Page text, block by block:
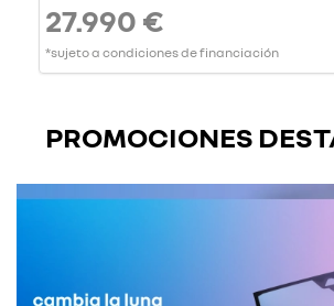
27.990 €
*sujeto a condiciones de financiación
PROMOCIONES